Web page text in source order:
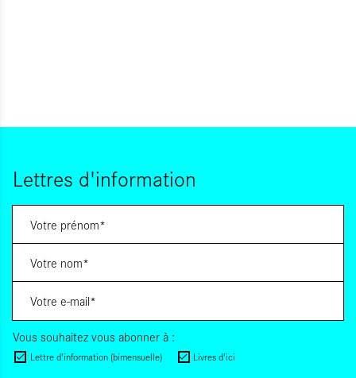
Lettres d'information
Vous souhaitez vous abonner à :
Lettre d'information (bimensuelle) Livres d'ici